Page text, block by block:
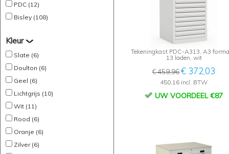
PDC (12)
Bisley (108)
Kleur
Slate (6)
Doulton (6)
Geel (6)
Lichtgrijs (10)
Wit (11)
Rood (6)
Oranje (6)
Zilver (6)
Tekeningkast PDC-A313, A3
13 laden, wit
€ 459,96€ 372,03
450,16 incl. BTW
UW VOORDEEL €87